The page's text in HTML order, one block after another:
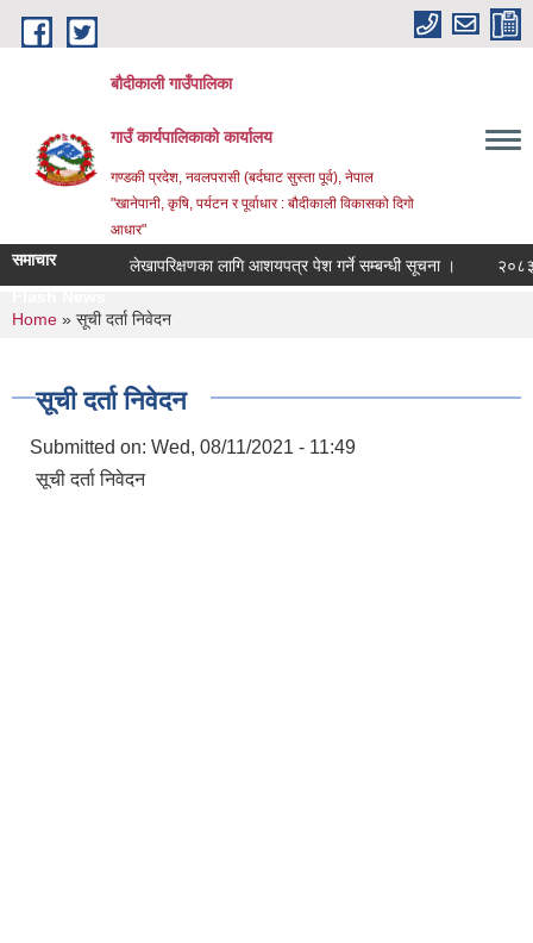
Skip to main content
बौदीकाली गाउँपालिका
गाउँ कार्यपालिकाको कार्यालय
गण्डकी प्रदेश, नवलपरासी (बर्दघाट सुस्ता पूर्व), नेपाल
"खानेपानी, कृषि, पर्यटन र पूर्वाधार : बौदीकाली विकासको दिगो
आधार"
समाचार लेखापरिक्षणका लागि आशयपत्र पेश गर्ने सम्बन्धी सूचना ।
२०८३
You are here
Home » सूची दर्ता निवेदन
सूची दर्ता निवेदन
Submitted on: Wed, 08/11/2021 - 11:49
सूची दर्ता निवेदन